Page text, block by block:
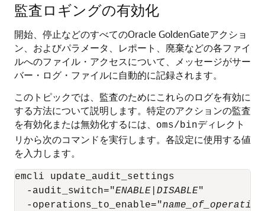
監査ロギングの有効化
開始、停止などのすべてのOracle GoldenGateアクショ
ン、およびパラメータ、レポート、廃棄などの各ファイ
ルへのファイル・アクセスについて、メッセージがサー
バー・ログ・ファイルに自動的に記録されます。
このトピックでは、監査のためにこれらのログを有効に
する方法について説明します。特定のアクションの監査
を有効化または無効化するには、
oms/binディレクト
リから次のコマンドを実行します。各設定に使用する値
を入力します。
emcli update_audit_settings
  -audit_switch="
ENABLE DISABLE"
  -operations_to_enable="